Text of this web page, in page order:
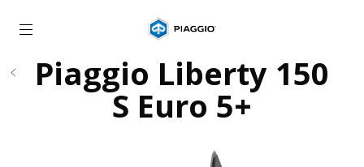
Idite na glavni sadržaj
Piaggio Liberty 150
S Euro 5+